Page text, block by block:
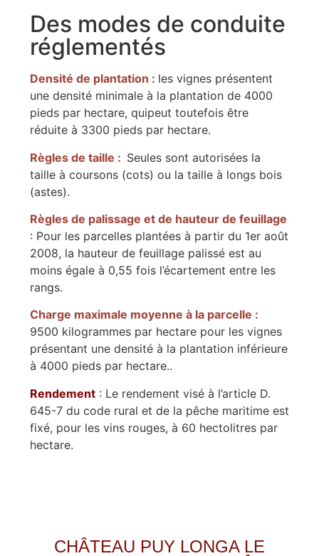
Des modes de conduite
réglementés
Densité de plantation : les vignes présentent
une densité minimale à la plantation de 4000
pieds par hectare, quipeut toutefois être
réduite à 3300 pieds par hectare.
Règles de taille : Seules sont autorisées la
taille à coursons (cots) ou la taille à longs bois
(astes).
Règles de palissage et de hauteur de feuillage
: Pour les parcelles plantées à partir du 1er août
2008, la hauteur de feuillage palissé est au
moins égale à 0,55 fois l’écartement entre les
rangs.
Charge maximale moyenne à la parcelle :
9500 kilogrammes par hectare pour les vignes
présentant une densité à la plantation inférieure
à 4000 pieds par hectare..
Rendement : Le rendement visé à l’article D.
645-7 du code rural et de la pêche maritime est
fixé, pour les vins rouges, à 60 hectolitres par
hectare.
CHÂTEAU PUY LONGA LE